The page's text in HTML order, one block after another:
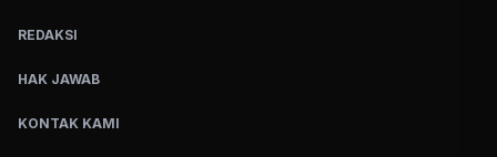
REDAKSI
HAK JAWAB
KONTAK KAMI